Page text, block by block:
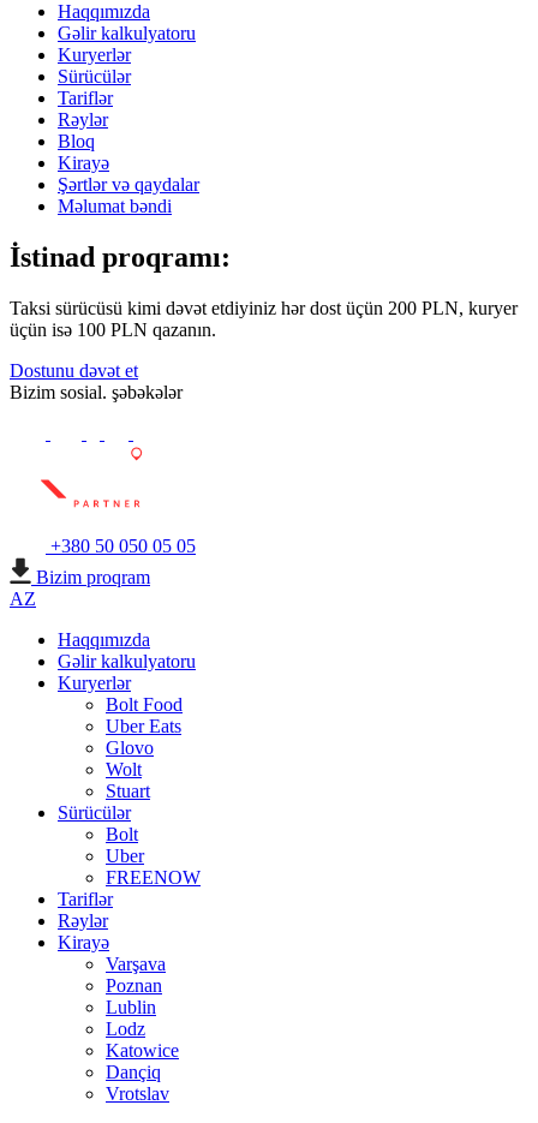
Haqqımızda
Gəlir kalkulyatoru
Kuryerlər
Sürücülər
Tariflər
Rəylər
Bloq
Kirayə
Şərtlər və qaydalar
Məlumat bəndi
İstinad proqramı:
Taksi sürücüsü kimi dəvət etdiyiniz hər dost üçün 200 PLN, kuryer
üçün isə 100 PLN qazanın.
Dostunu dəvət et
Bizim sosial. şəbəkələr
+380 50 050 05 05
Bizim proqram
AZ
Haqqımızda
Gəlir kalkulyatoru
Kuryerlər
Bolt Food
Uber Eats
Glovo
Wolt
Stuart
Sürücülər
Bolt
Uber
FREENOW
Tariflər
Rəylər
Kirayə
Varşava
Poznan
Lublin
Lodz
Katowice
Dançiq
Vrotslav